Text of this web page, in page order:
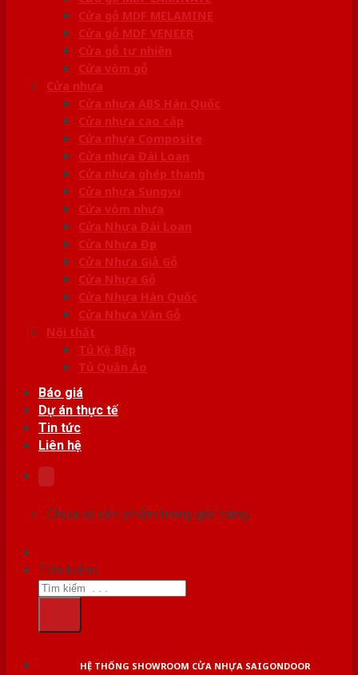
Cửa gỗ MDF MELAMINE
Cửa gỗ MDF VENEER
Cửa gỗ tự nhiên
Cửa vòm gỗ
Cửa nhựa
Cửa nhựa ABS Hàn Quốc
Cửa nhựa cao cấp
Cửa nhựa Composite
Cửa nhựa Đài Loan
Cửa nhựa ghép thanh
Cửa nhựa Sungyu
Cửa vòm nhựa
Cửa Nhựa Đài Loan
Cửa Nhựa Đẹp
Cửa Nhựa Giả Gỗ
Cửa Nhựa Gỗ
Cửa Nhựa Hàn Quốc
Cửa Nhựa Vân Gỗ
Nội thất
Tủ Kệ Bếp
Tủ Quần Áo
Báo giá
Dự án thực tế
Tin tức
Liên hệ
Chưa có sản phẩm trong giỏ hàng.
Tìm kiếm:
HỆ THỐNG SHOWROOM CỬA NHỰA SAIGONDOOR